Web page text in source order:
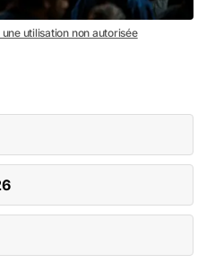
utilisation non autorisée